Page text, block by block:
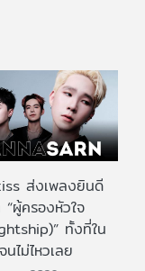
ส่งเพลงยินดี
“ผู้ครองหัวใจ
ทั้งที่ใน
นไม่ไหวเลย